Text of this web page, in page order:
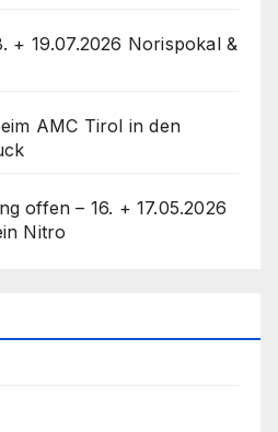
+ 19.07.2026 Norispokal &
AMC Tirol in den
offen – 16. + 17.05.2026
Nitro